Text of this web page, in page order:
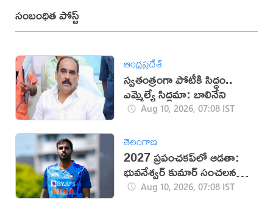
సంబంధిత పోస్ట్
ఆంధ్రప్రదేశ్
స్వతంత్రంగా పోటీకి సిద్ధం..
ఎమ్మెల్యే సిద్ధమా: బాలినేని
Aug 10, 2026, 07:08 IST
తెలంగాణ
2027 ప్రపంచకప్‌లో ఆడతా:
భువనేశ్వర్ కుమార్ సంచలన
ప్రకటనAug 10, 2026, 07:08 IST